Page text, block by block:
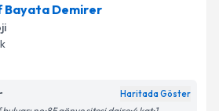
Talebini Gönder
Bulanık için randevu takvimi talebi
uzmandan randevu almanız için bir
e-posta ile bilgilendireceğiz.
Bayata Demirer
Haritada Göster